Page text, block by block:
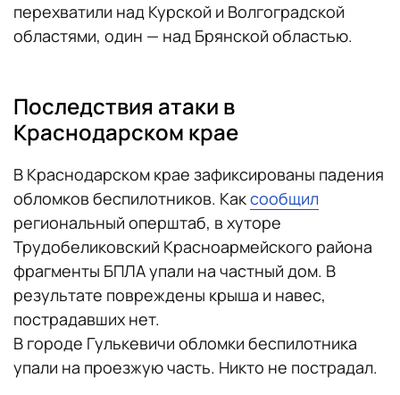
перехватили над Курской и Волгоградской
областями, один — над Брянской областью.
Последствия атаки в
Краснодарском крае
В Краснодарском крае зафиксированы падения
обломков беспилотников. Каксообщил
региональный оперштаб, в хуторе
Трудобеликовский Красноармейского района
фрагменты БПЛА упали на частный дом. В
результате повреждены крыша и навес,
пострадавших нет.
В городе Гулькевичи обломки беспилотника
упали на проезжую часть. Никто не пострадал.